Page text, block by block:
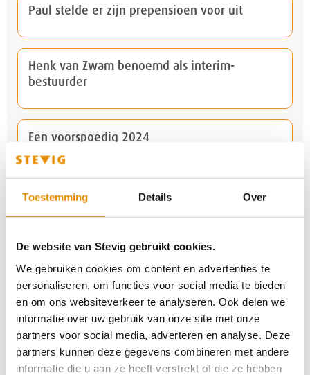
Toestemming Details Over
De website van Stevig gebruikt cookies.
We gebruiken cookies om content en advertenties te
personaliseren, om functies voor social media te bieden
en om ons websiteverkeer te analyseren. Ook delen we
informatie over uw gebruik van onze site met onze
partners voor social media, adverteren en analyse. Deze
partners kunnen deze gegevens combineren met andere
informatie die u aan ze heeft verstrekt of die ze hebben
Paul stelde er zijn prepensioen voor uit
Henk van Zwam benoemd als interim-
bestuurder
Een voorspoedig 2024
Weggeef-Hoek voor Kerst
Terugblik mini-symposium
Nieuwe Werken Bij website
Ontmoetingsdag voor werkzoekenden